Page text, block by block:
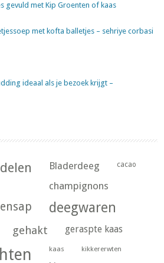
gevuld met Kip Groenten of kaas
met kofta balletjes – sehriye corbasi
ideaal als je bezoek krijgt –
Bladerdeeg cacao
champignons
deegwaren
gehakt geraspte kaas
kaas kikkererwten